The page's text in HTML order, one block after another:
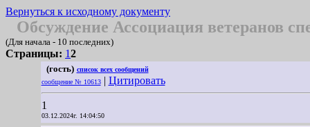
Вернуться к исходному документу
Обсуждение Ассоциация ветеранов
(Для начала - 10 последних)
Страницы: 12
(гость) список всех сообщений
сообщение № 10613| Цитировать
1
03.12.2024г. 14:04:50